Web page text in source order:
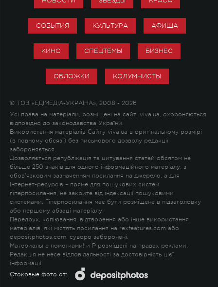
СОБЫТИЯ КУЛЬТУРА АФИША
КИНО СПЕЦТЕМЫ БИЗНЕС
ОБЛОЖКИ КОЛУМНИСТЫ
© ТОВ «ЕДІМЕДІА-УКРАЇНА», 2008 - 2026
Усі права на матеріали, розміщені на сайті viva.ua, охороняються
відповідно до законодавства України.
Використання матеріалів Сайту viva.ua в оригінальному розмірі
(в повному обсязі) без письмового дозволу редакції
забороняється.
Дозволяється републікація та цитування статей обсягом не
більше 250 знаків для одного інформаційного матеріалу, з
обов'язковим зазначенням посилання на джерело, а для
Інтернет-ресурсів – пряме для пошукових систем
гіперпосилання, не закрите від індексації пошуковими
системами. Гіперпосилання має бути розміщене в підзаголовку
або першому абзаці матеріалу.
Передрук, копіювання, відтворення або інше використання
матеріалів, які містять посилання на rexfeatures.com або
depositphotos.com, суворо заборонені.
Материалы с пометками! и P розміщені на правах реклами.
Редакція не несе відповідальності за достовірність цієї
інформації.
Стоковые фото от: